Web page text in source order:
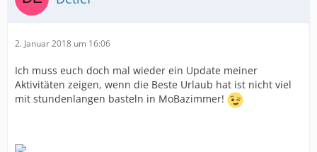
2. Januar 2018 um 16:06
Ich muss euch doch mal wieder ein Update meiner
Aktivitäten zeigen, wenn die Beste Urlaub hat ist nicht viel
mit stundenlangen basteln in MoBazimmer!